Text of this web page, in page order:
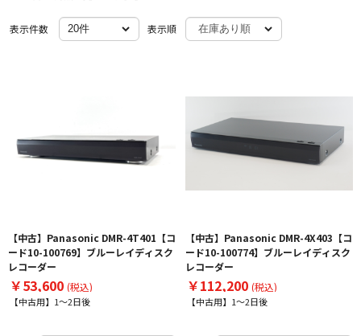
表示件数 表示順
【中古】Panasonic DMR-4T401【コ
ード10-100769】ブルーレイディスク
レコーダー
￥53,600 (税込)
【中古用】1～2日後
【中古】Panasonic DMR-4X403【コ
ード10-100774】ブルーレイディスク
レコーダー
￥112,200 (税込)
【中古用】1～2日後